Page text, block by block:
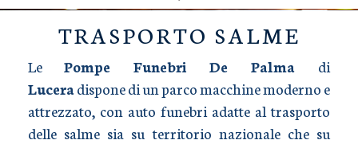
TRASPORTO SALME
Le Pompe Funebri De Palma di
Luceradispone di un parco macchine moderno e
attrezzato, con auto funebri adatte al trasporto
delle salme sia su territorio nazionale che su